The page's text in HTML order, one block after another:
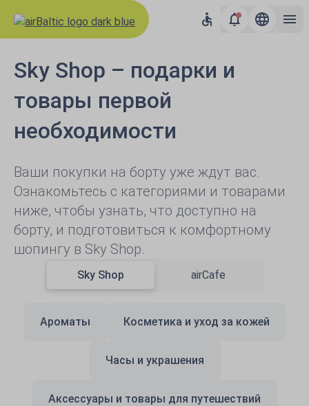
Sky Shop – подарки и
товары первой
необходимости
Ваши покупки на борту уже ждут вас.
Ознакомьтесь с категориями и товарами
ниже, чтобы узнать, что доступно на
борту, и подготовиться к комфортному
шопингу в Sky Shop.
Sky Shop airCafe
Ароматы Косметика и уход за кожей
Часы и украшения
Аксессуары и товары для путешествий